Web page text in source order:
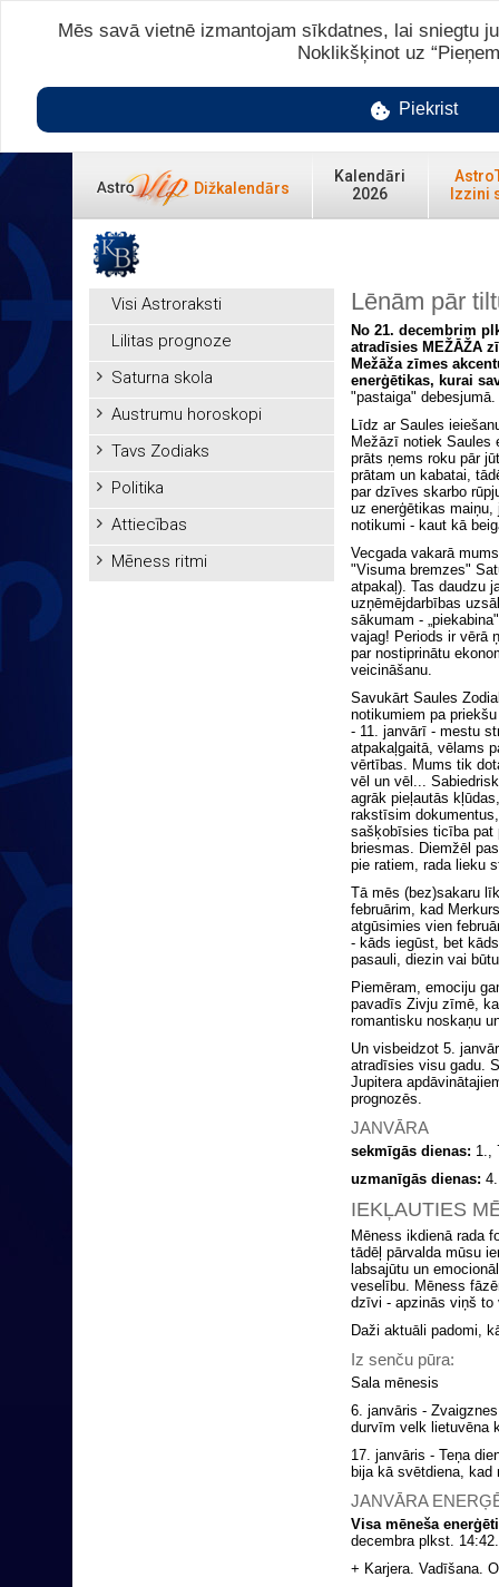
Dižkalendārs
Kalendāri
2026
Izzini
Visi Astroraksti
Lilitas prognoze
Saturna skola
Austrumu horoskopi
Tavs Zodiaks
Politika
Attiecības
Mēness ritmi
Lēnām pār
No 21. decembrim
atradīsies MEŽĀŽA
Mežāža zīmes
enerģētikas, kurai
"pastaiga" debesjumā.
Līdz ar Saules
Mežāzī notiek Saules
prāts ņems roku pār
prātam un kabatai,
par dzīves skarbo
uz enerģētikas
notikumi - kaut kā
Vecgada vakarā
"Visuma bremzes"
atpakaļ). Tas daudzu
uzņēmējdarbības
sākumam -
vajag! Periods ir vērā
par nostiprinātu
veicināšanu.
Savukārt Saules
notikumiem pa
- 11. janvārī - mestu
atpakaļgaitā, vēlams
vērtības. Mums tik
vēl un vēl...
agrāk pieļautās
rakstīsim
sašķobīsies ticība pat
briesmas. Diemžēl
pie ratiem, rada lieku
Tā mēs (bez)sakaru
februārim, kad
atgūsimies vien
- kāds iegūst, bet
pasauli, diezin vai
Piemēram, emociju
pavadīs Zivju zīmē,
romantisku noskaņu
Un visbeidzot 5.
atradīsies visu gadu.
Jupitera
prognozēs.
JANVĀRA
sekmīgās dienas: 1.,
uzmanīgās dienas:
IEKĻAUTIES
Mēness ikdienā rada
tādēļ pārvalda mūsu
labsajūtu un
veselību. Mēness
dzīvi - apzinās viņš to
Daži aktuāli padomi,
Iz senču pūra:
Sala mēnesis
6. janvāris -
durvīm velk lietuvēna
17. janvāris - Teņa
bija kā svētdiena, kad
JANVĀRA
Visa mēneša
decembra plkst. 14:42.
+ Karjera. Vadīšana.
Mēs savā vietnē izmantojam sīkdatnes, lai sniegtu
Noklikšķinot uz
Piekrist